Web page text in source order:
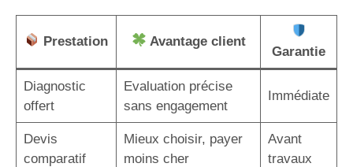
Prestation Avantage client
Garantie
Diagnostic
offert
Evaluation précise
sans engagement
Immédiate
Devis
comparatif
Mieux choisir, payer
moins cher
Avant
travaux